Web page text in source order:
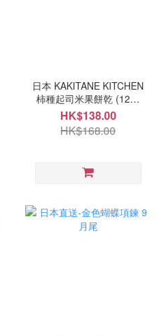
日本 KAKITANE KITCHEN
柿種起司米果餅乾 (12袋
入) 9月尾
HK$138.00
HK$168.00